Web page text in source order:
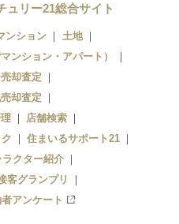
ュリー21総合サイト
ンション
土地
ンション・アパート）
却査定
却査定
店舗検索
住まいるサポート21
クター紹介
客グランプリ
アンケート